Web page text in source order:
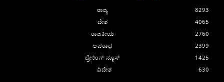
ರಾಜ್ಯ
8293
ದೇಶ
4065
ರಾಜಕೀಯ
2760
ಅಪರಾಧ
2399
ಬ್ರೇಕಿಂಗ್ ನ್ಯೂಸ್
1425
ವಿದೇಶ
630